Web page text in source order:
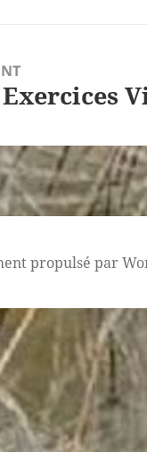
Exercices
propulsé par